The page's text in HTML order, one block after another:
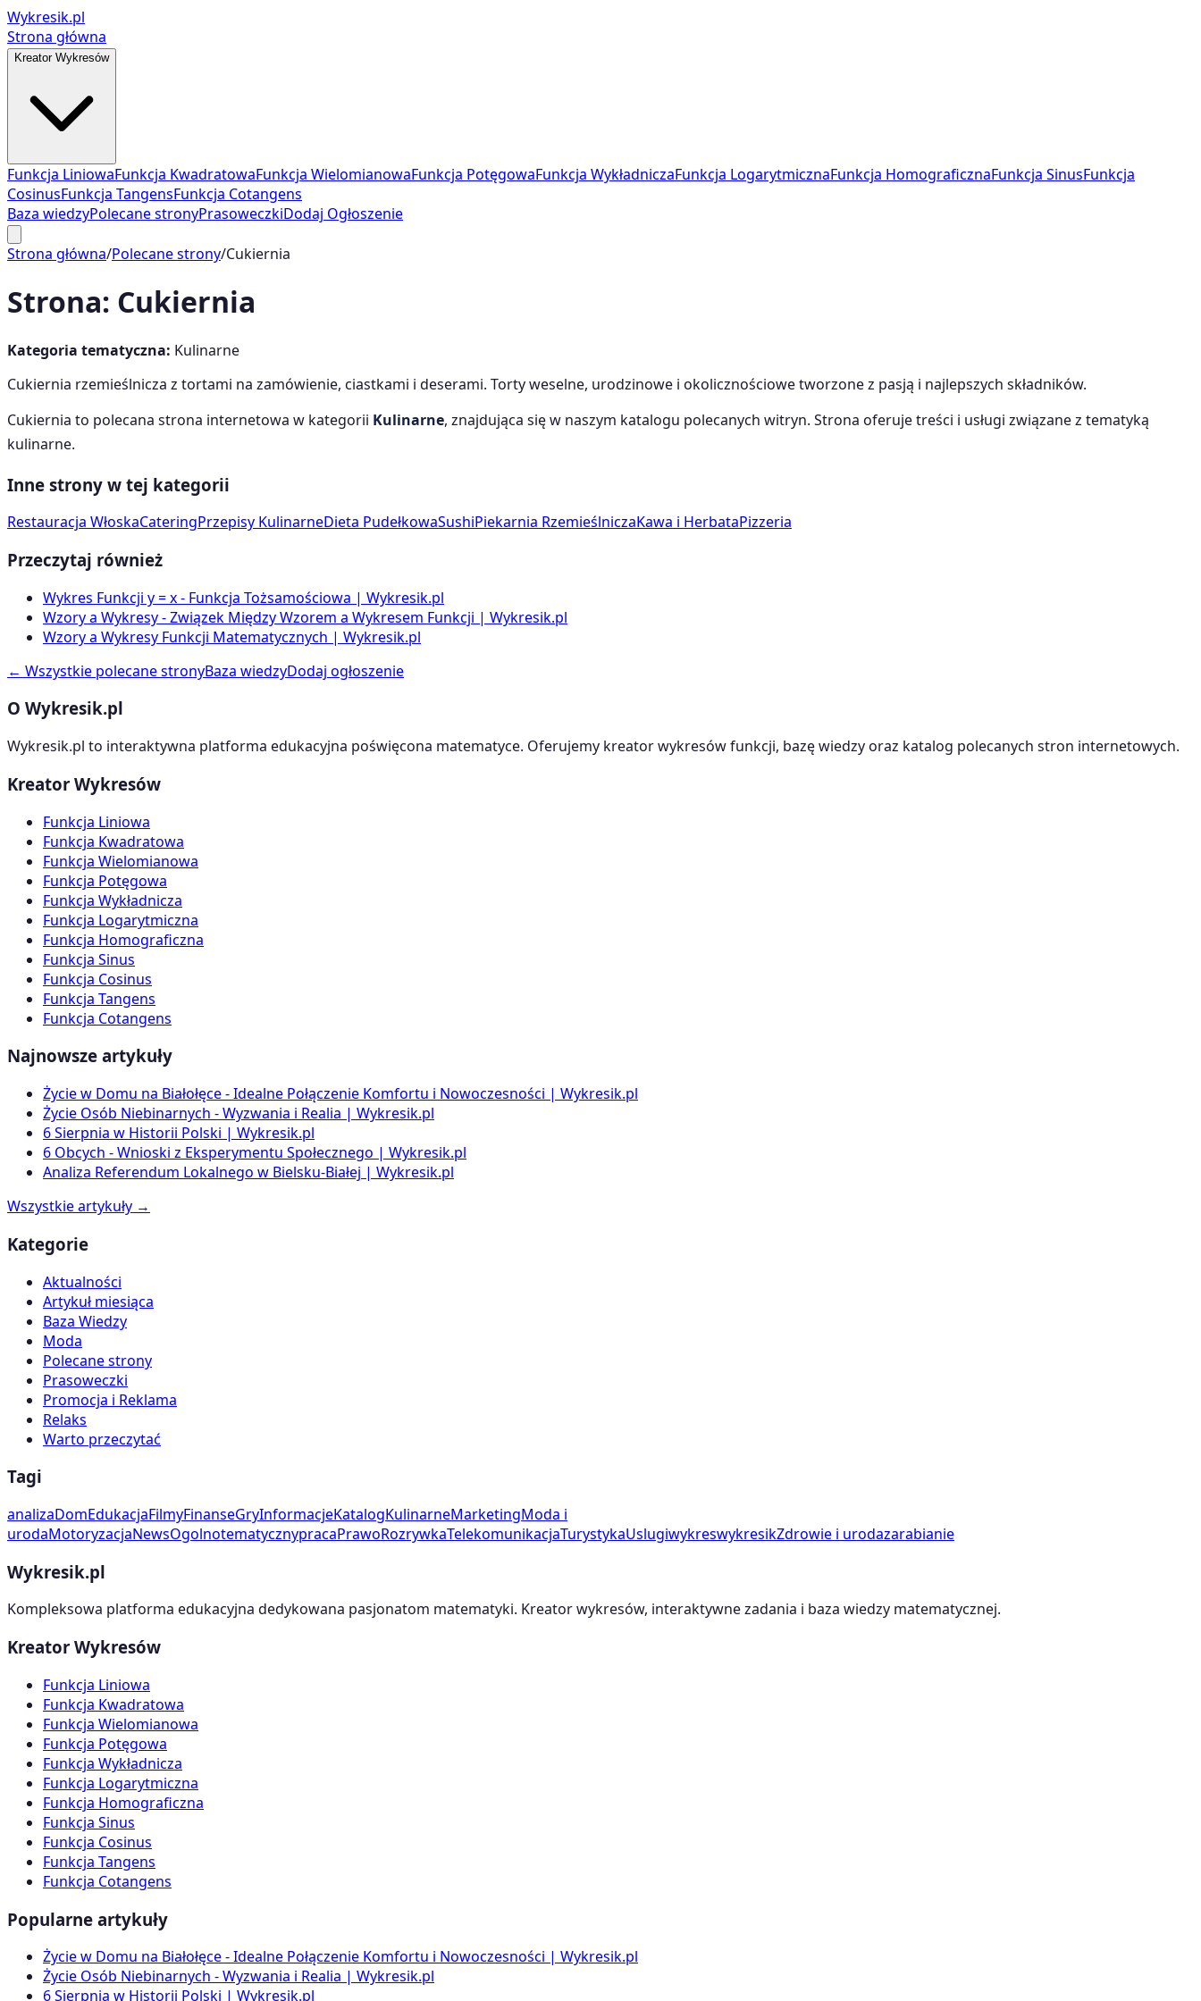
Wykresik.pl
Strona główna
Kreator Wykresów
Funkcja LiniowaFunkcja KwadratowaFunkcja WielomianowaFunkcja PotęgowaFunkcja WykładniczaFunkcja LogarytmicznaFunkcja HomograficznaFunkcja SinusFunkcja
CosinusFunkcja TangensFunkcja Cotangens
Baza wiedzyPolecane stronyPrasoweczkiDodaj Ogłoszenie
Strona główna/Polecane strony/Cukiernia
Strona: Cukiernia
Kategoria tematyczna: Kulinarne
Cukiernia rzemieślnicza z tortami na zamówienie, ciastkami i deserami. Torty weselne, urodzinowe i okolicznościowe tworzone z pasją i najlepszych składników.
Cukiernia to polecana strona internetowa w kategorii Kulinarne, znajdująca się w naszym katalogu polecanych witryn. Strona oferuje treści i usługi związane z tematyką
kulinarne.
Inne strony w tej kategorii
Restauracja WłoskaCateringPrzepisy KulinarneDieta PudełkowaSushiPiekarnia RzemieślniczaKawa i HerbataPizzeria
Przeczytaj również
Wykres Funkcji y = x - Funkcja Tożsamościowa | Wykresik.pl
Wzory a Wykresy - Związek Między Wzorem a Wykresem Funkcji | Wykresik.pl
Wzory a Wykresy Funkcji Matematycznych | Wykresik.pl
← Wszystkie polecane stronyBaza wiedzyDodaj ogłoszenie
O Wykresik.pl
Wykresik.pl to interaktywna platforma edukacyjna poświęcona matematyce. Oferujemy kreator wykresów funkcji, bazę wiedzy oraz katalog polecanych stron internetowych.
Kreator Wykresów
Funkcja Liniowa
Funkcja Kwadratowa
Funkcja Wielomianowa
Funkcja Potęgowa
Funkcja Wykładnicza
Funkcja Logarytmiczna
Funkcja Homograficzna
Funkcja Sinus
Funkcja Cosinus
Funkcja Tangens
Funkcja Cotangens
Najnowsze artykuły
Życie w Domu na Białołęce - Idealne Połączenie Komfortu i Nowoczesności | Wykresik.pl
Życie Osób Niebinarnych - Wyzwania i Realia | Wykresik.pl
6 Sierpnia w Historii Polski | Wykresik.pl
6 Obcych - Wnioski z Eksperymentu Społecznego | Wykresik.pl
Analiza Referendum Lokalnego w Bielsku-Białej | Wykresik.pl
Wszystkie artykuły →
Kategorie
Aktualności
Artykuł miesiąca
Baza Wiedzy
Moda
Polecane strony
Prasoweczki
Promocja i Reklama
Relaks
Warto przeczytać
Tagi
analizaDomEdukacjaFilmyFinanseGryInformacjeKatalogKulinarneMarketingModa i
urodaMotoryzacjaNewsOgolnotematycznypracaPrawoRozrywkaTelekomunikacjaTurystykaUslugiwykreswykresikZdrowie i urodazarabianie
Wykresik.pl
Kompleksowa platforma edukacyjna dedykowana pasjonatom matematyki. Kreator wykresów, interaktywne zadania i baza wiedzy matematycznej.
Kreator Wykresów
Funkcja Liniowa
Funkcja Kwadratowa
Funkcja Wielomianowa
Funkcja Potęgowa
Funkcja Wykładnicza
Funkcja Logarytmiczna
Funkcja Homograficzna
Funkcja Sinus
Funkcja Cosinus
Funkcja Tangens
Funkcja Cotangens
Popularne artykuły
Życie w Domu na Białołęce - Idealne Połączenie Komfortu i Nowoczesności | Wykresik.pl
Życie Osób Niebinarnych - Wyzwania i Realia | Wykresik.pl
6 Sierpnia w Historii Polski | Wykresik.pl